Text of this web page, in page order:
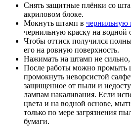
Снять защитные плёнки со
акриловом блоке.
Мокнуть штамп в чернильную
чернильную краску на водной
Чтобы оттиск получился
его на ровную поверхность.
Нажимать на штамп не
После работы можно промыть
промокнуть неворсистой
защищенное от пыли и
лампам накаливания. Если
цвета и на водной основе,
только по мере загрязнения
бумаги.